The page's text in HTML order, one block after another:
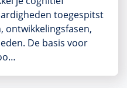
toegespitst
ontwikkelingsfasen,
De basis voor